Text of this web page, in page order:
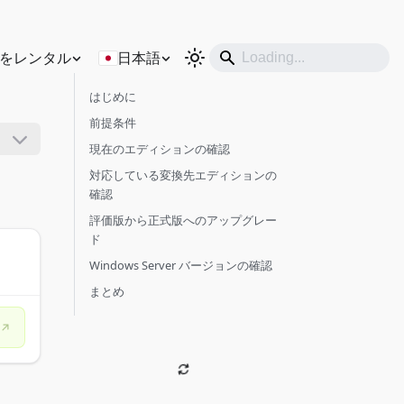
レンタル 日本語
はじめに
前提条件
現在のエディションの確認
対応している変換先エディションの
確認
評価版から正式版へのアップグレー
ド
Windows Server バージョンの確認
まとめ